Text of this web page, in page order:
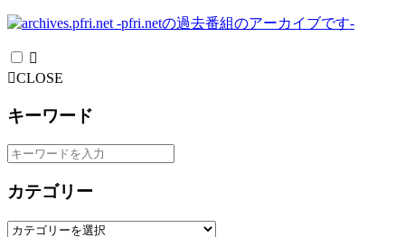
CLOSE
キーワード
カテゴリー